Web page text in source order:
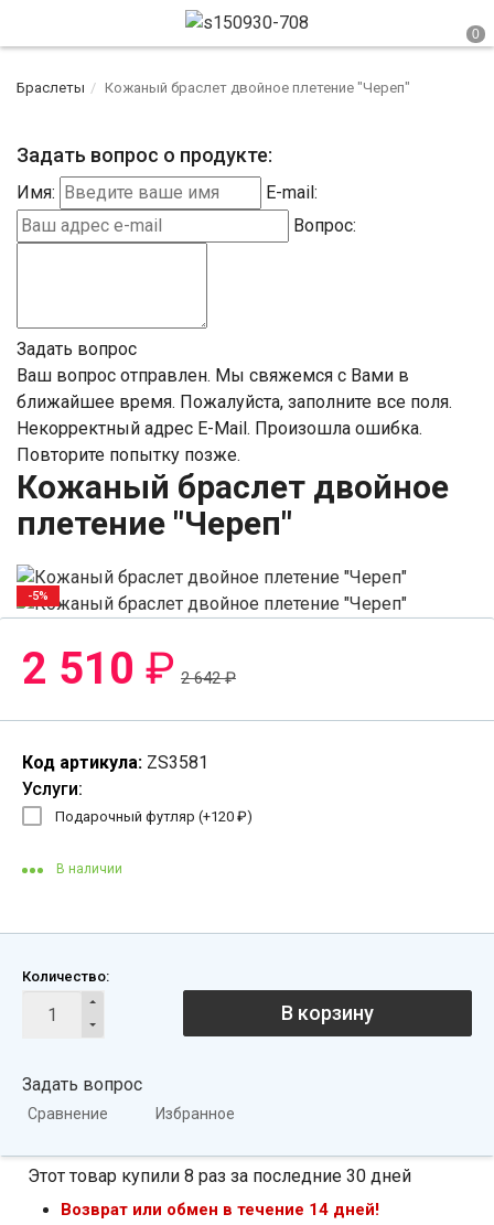
Браслеты Кожаный браслет двойное плетение "Череп"
Задать вопрос о продукте:
Имя:
E-mail:
Вопрос:
Задать вопрос
Ваш вопрос отправлен. Мы свяжемся с Вами в
ближайшее время. Пожалуйста, заполните все поля.
Некорректный адрес E-Mail. Произошла ошибка.
Повторите попытку позже.
Кожаный браслет двойное
плетение "Череп"
-5%
2 510 ₽ 2 642₽
Код артикула: ZS3581
Услуги:
Подарочный футляр (+120 ₽)
В наличии
Количество:
В корзину
Задать вопрос
Сравнение Избранное
Этот товар купили 8 раз за последние 30 дней
Возврат или обмен в течение 14 дней!